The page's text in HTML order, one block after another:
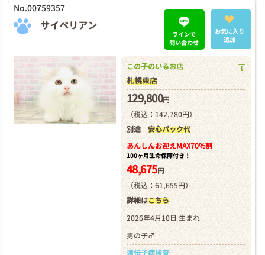
No.00759357
サイベリアン
ラインで
問い合わせ
お気に入り
追加
この子のいるお店
札幌東店
129,800円
（税込：142,780円）
別途 安心パック代
あんしんお迎えMAX70%割
100ヶ月生命保障付き！
48,675円
（税込：61,655円）
詳細はこちら
2026年4月10日 生まれ
男の子♂
遺伝子病検査